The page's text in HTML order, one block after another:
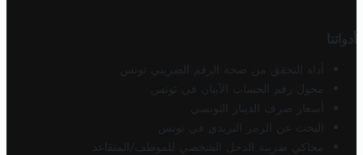
أدواتنا
أداة التحقق من صحة الرقم الضريبي تونس
محول رقم الحساب الآيبان في تونس
أسعار صرف الدينار التونسي
البحث عن الرمز البريدي في تونس
محاكي ضريبة الدخل الشخصي للموظف/المتقاعد